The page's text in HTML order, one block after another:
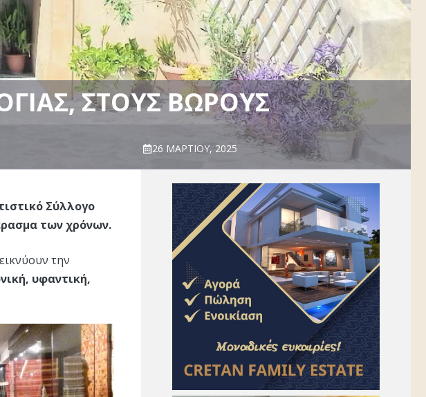
ΣΤΟΥΣ ΒΏΡΟΥΣ
26 ΜΑΡΤΊΟΥ, 2025
Σύλλογο
των χρόνων.
την
υφαντική,